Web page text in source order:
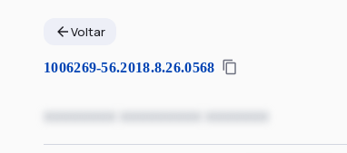
Voltar
1006269-56.2018.8.26.0568
xxxxxxxx xxxxxxxxx xxxxxxx